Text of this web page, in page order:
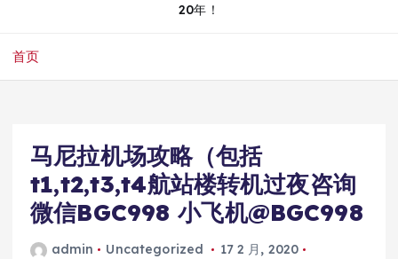
20年！
首页
马尼拉机场攻略（包括
t1,t2,t3,t4航站楼转机过夜咨询
微信BGC998 小飞机@BGC998
admin Uncategorized
17 2 月, 2020